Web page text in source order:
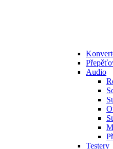
Audio
Testery